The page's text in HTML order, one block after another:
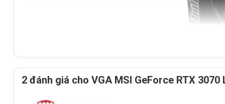
2 đánh giá cho VGA MSI GeForce RTX 3070